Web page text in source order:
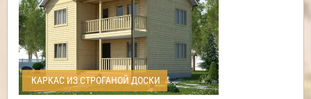
КАРКАС ИЗ СТРОГАНОЙ ДОСКИ